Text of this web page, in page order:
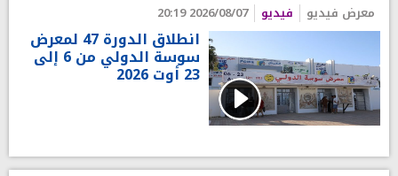
معرض فيديو فيديو 2026/08/07 20:19
انطلاق الدورة 47 لمعرض
سوسة الدولي من 6 إلى
23 أوت 2026